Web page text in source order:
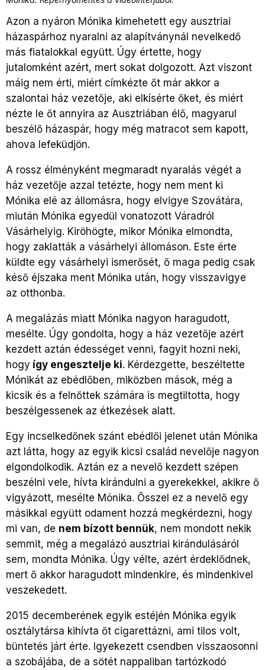
Azon a nyáron Mónika kimehetett egy ausztriai
házaspárhoz nyaralni az alapítványnál nevelkedő
más fiatalokkal együtt. Úgy értette, hogy
jutalomként azért, mert sokat dolgozott. Azt viszont
máig nem érti, miért címkézte őt már akkor a
szalontai ház vezetője, aki elkísérte őket, és miért
nézte le őt annyira az Ausztriában élő, magyarul
beszélő házaspár, hogy még matracot sem kapott,
ahova lefeküdjön.
A rossz élményként megmaradt nyaralás végét a
ház vezetője azzal tetézte, hogy nem ment ki
Mónika elé az állomásra, hogy elvigye Szovátára,
miután Mónika egyedül vonatozott Váradról
Vásárhelyig. Kiröhögte, mikor Mónika elmondta,
hogy zaklatták a vásárhelyi állomáson. Este érte
küldte egy vásárhelyi ismerősét, ő maga pedig csak
késő éjszaka ment Mónika után, hogy visszavigye
az otthonba.
A megalázás miatt Mónika nagyon haragudott,
mesélte. Úgy gondolta, hogy a ház vezetője azért
kezdett aztán édességet venni, fagyit hozni neki,
hogy így engesztelje ki. Kérdezgette, beszéltette
Mónikát az ebédlőben, miközben mások, még a
kicsik és a felnőttek számára is megtiltotta, hogy
beszélgessenek az étkezések alatt.
Egy incselkedőnek szánt ebédlői jelenet után Mónika
azt látta, hogy az egyik kicsi család nevelője nagyon
elgondolkodik. Aztán ez a nevelő kezdett szépen
beszélni vele, hívta kirándulni a gyerekekkel, akikre ő
vigyázott, mesélte Mónika. Ősszel ez a nevelő egy
másikkal együtt odament hozzá megkérdezni, hogy
mi van, de nem bízott bennük, nem mondott nekik
semmit, még a megalázó ausztriai kirándulásáról
sem, mondta Mónika. Úgy vélte, azért érdeklődnek,
mert ő akkor haragudott mindenkire, és mindenkivel
veszekedett.
2015 decemberének egyik estéjén Mónika egyik
osztálytársa kihívta őt cigarettázni, ami tilos volt,
büntetés járt érte. Igyekezett csendben visszaosonni
a szobájába, de a sötét nappaliban tartózkodó